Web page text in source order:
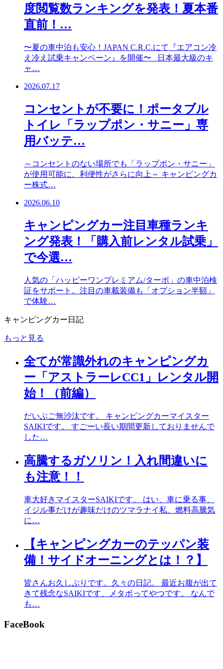
度閲覧数ランキングを発表！夏本番
直前！…
〜夏の車中泊も安心！JAPAN C.R.C.にて『エアコン冷
え冷え試乗キャンペーン』を開催〜 日本最大級のキ
ャ…
2026.07.17
コンセントが不要に！ポータブル
トイレ「ラップポン・サニー」専
用バッテ…
～コンセントのない場所でも「ラップポン・サニー」
が使用可能に。利便性がさらに向上～ キャンピングカ
ー株式…
2026.06.10
キャンピングカー注目車種ランキ
ング発表！「購入前レンタル試乗」
で今選…
人気の「ハッピーワンプレミアム/ターボ」の車中泊検
証をサポート。注目の車載装備も「オプション半額」
で体験…
キャンピングカー日記
もっと見る
全てが常識外れのキャンピングカ
ー「アストラーレCC1」レンタル開
始！（前編）
だいぶご無沙汰です。 キャンピングカーマイスター
SAIKIです。 すごーい長い期間更新しておりませんで
した…
高騰するガソリン！入れ間違いに
も注意！！
車大好きマイスターSAIKIです。 はい、車に乗る事、
イジル事だけが趣味だけのツマラナイ私、燃料高騰気
に…
【キャンピングカーのテッパン装
備！サイドオーニングとは！？】
皆さんお久しぶりです。久々の日記。 最近お腹が出て
きて残念なSAIKIです、メタボってやつです。 なんで
も…
FaceBook